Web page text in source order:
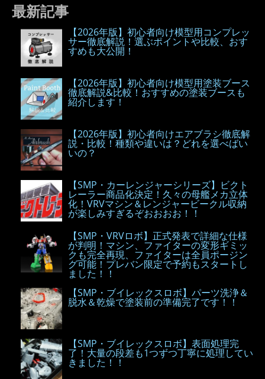
最新記事
【2026年版】初心者向け模型用コンプレッ
サー徹底解説！選ぶポイントや比較、おす
すめも大公開！
【2026年版】初心者向け模型用塗装ブース
徹底解説&比較！おすすめの塗装ブースも
紹介します！
【2026年版】初心者向けエアブラシ徹底解
説・比較！種類や違いは？どれを選べばい
いの？
【SMP・カーレンジャーシリーズ】ビクト
レーラー商品化決定！久々の母艦メカ立体
化！VRVマシン＆レンジャービークル収納
が楽しみすぎるぞおおおお！！
【SMP・VRVロボ】正式発表で詳細な仕様
が判明！マシン、ファイターの変形ギミッ
クも完全再現、ファイターは全員ポージン
グ可能！プレバン限定で予約もスタートし
ました！！
【SMP・ブイレックスロボ】パーツ洗浄＆
脱水＆乾燥で塗装前の準備完了です！！
【SMP・ブイレックスロボ】表面処理完
了！大量の段差も1つずつ丁寧に処理してい
きました！！